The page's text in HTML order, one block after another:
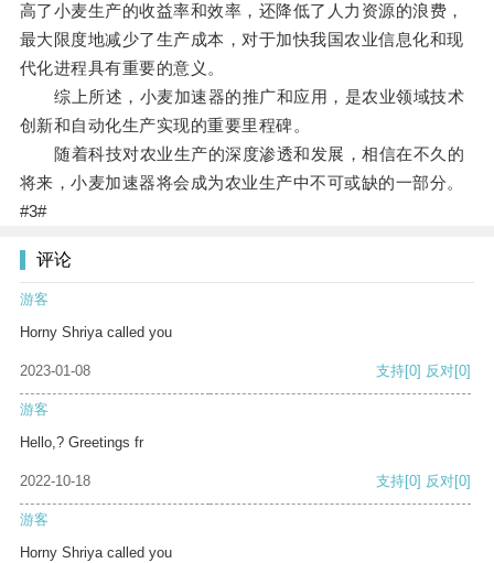
高了小麦生产的收益率和效率，还降低了人力资源的浪费，
最大限度地减少了生产成本，对于加快我国农业信息化和现
代化进程具有重要的意义。
综上所述，小麦加速器的推广和应用，是农业领域技术
创新和自动化生产实现的重要里程碑。
随着科技对农业生产的深度渗透和发展，相信在不久的
将来，小麦加速器将会成为农业生产中不可或缺的一部分。
#3#
评论
游客
Horny Shriya called you
2023-01-08 支持[0] 反对[0]
游客
Hello,? Greetings fr
2022-10-18 支持[0] 反对[0]
游客
Horny Shriya called you